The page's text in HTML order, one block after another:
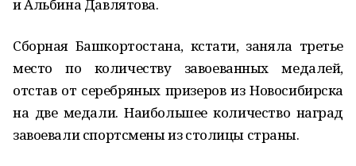
и Альбина Давлятова.
Сборная Башкортостана, кстати, заняла третье
место по количеству завоеванных медалей,
отстав от серебряных призеров из Новосибирска
на две медали. Наибольшее количество наград
завоевали спортсмены из столицы страны.